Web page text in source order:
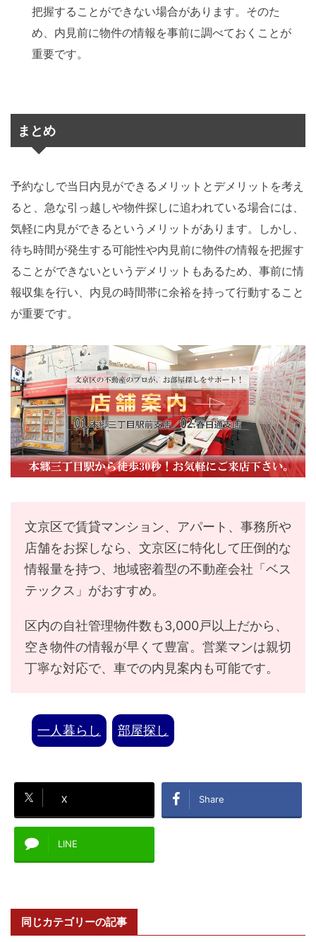
把握することができない場合があります。そのた
め、内見前に物件の情報を事前に調べておくことが
重要です。
まとめ
予約なしで当日内見ができるメリットとデメリットを考え
ると、急な引っ越しや物件探しに追われている場合には、
気軽に内見ができるというメリットがあります。しかし、
待ち時間が発生する可能性や内見前に物件の情報を把握す
ることができないというデメリットもあるため、事前に情
報収集を行い、内見の時間帯に余裕を持って行動すること
が重要です。
文京区で賃貸マンション、アパート、事務所や
店舗をお探しなら、文京区に特化して圧倒的な
情報量を持つ、地域密着型の不動産会社「ベス
テックス」がおすすめ。
区内の自社管理物件数も3,000戸以上だから、
空き物件の情報が早くて豊富。営業マンは親切
丁寧な対応で、車での内見案内も可能です。
一人暮らし 部屋探し
X Share
LINE
同じカテゴリーの記事